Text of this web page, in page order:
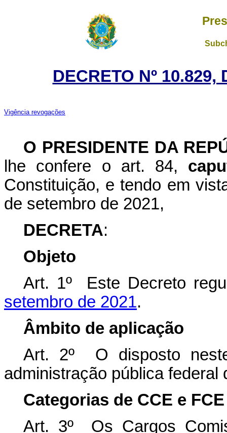
DECRETO Nº 10.829,
Vigência revogações
O PRESIDENTE DA
lhe confere o art. 84,
Constituição, e tendo em
de setembro de 2021,
DECRETA:
Objeto
Art. 1º Este Decreto
setembro de 2021.
Âmbito de aplicação
Art. 2º O disposto
administração pública federal
Categorias de CCE e FCE
Art. 3º Os Cargos